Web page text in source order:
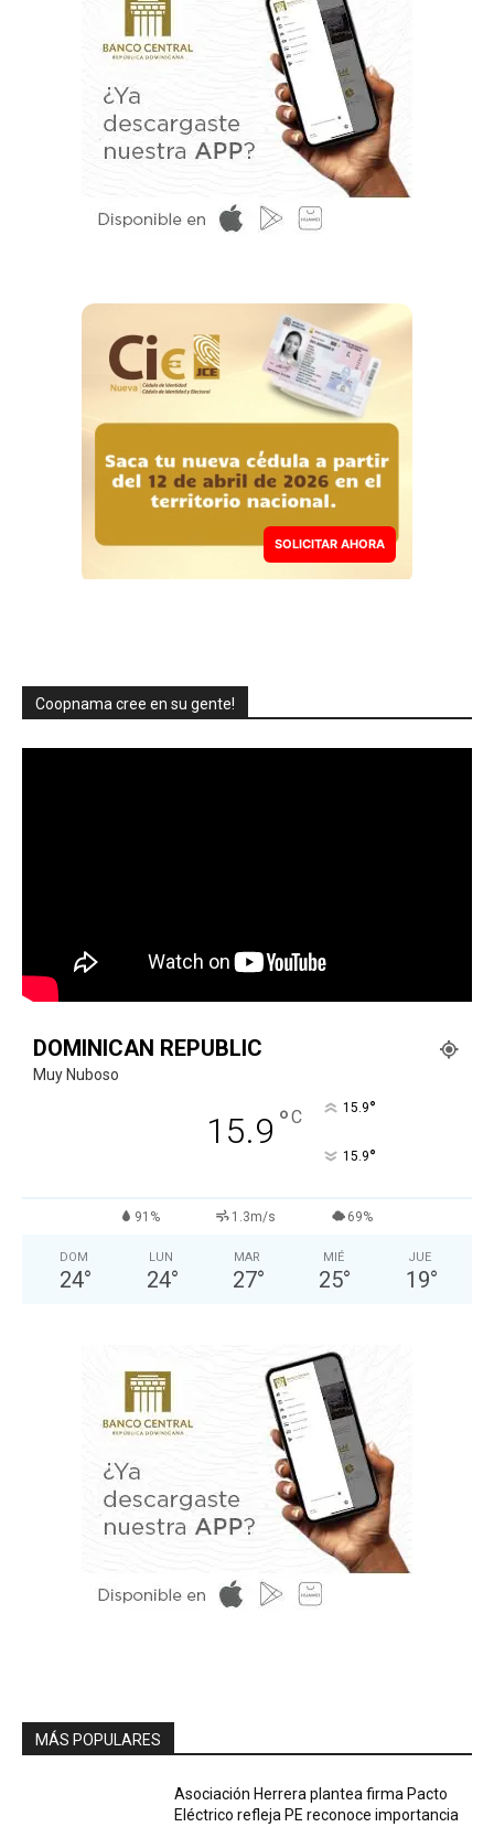
SOLICITAR AHORA
Coopnama cree en su gente!
DOMINICAN REPUBLIC
Muy Nuboso
15.9 °C 15.9°
15.9°
91% 1.3m/s 69%
DOM
24°
LUN
24°
MAR
27°
MIÉ
25°
JUE
19°
MÁS POPULARES
Asociación Herrera plantea firma Pacto
Eléctrico refleja PE reconoce importancia